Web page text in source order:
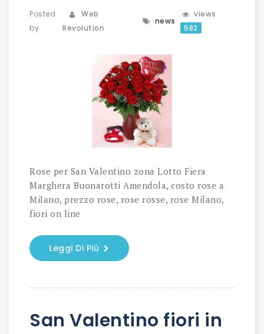
Posted
by
Web
Revolution
news
views
582
Rose per San Valentino zona Lotto Fiera
Marghera Buonarotti Amendola, costo rose a
Milano, prezzo rose, rose rosse, rose Milano,
fiori on line
Leggi Di Più
San Valentino fiori in